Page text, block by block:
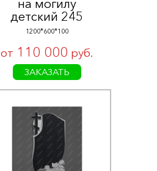
на могилу
детский 245
1200*600*100
от 110 000 руб.
ЗАКАЗАТЬ